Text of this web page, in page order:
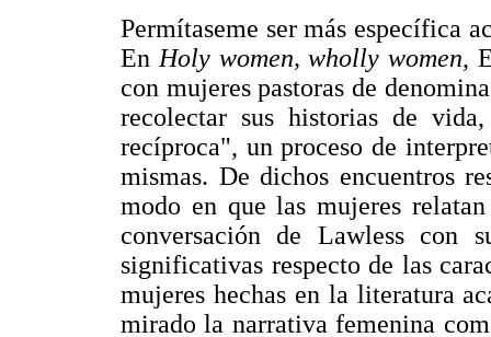
Permítaseme ser más específica
En Holy women, wholly women,
con mujeres pastoras de
recolectar sus historias de
recíproca", un proceso de
mismas. De dichos encuentros
modo en que las mujeres
conversación de Lawless con
significativas respecto de las
mujeres hechas en la literatura
mirado la narrativa femenina